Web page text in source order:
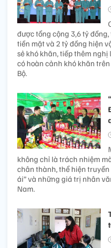
được tổng cộng 3,6 tỷ
tiền mặt và 2 tỷ đồng hiện
sẻ khó khăn, tiếp thêm
có hoàn cảnh khó khăn
Bộ.
không chỉ là trách nhiệm
chân thành, thể hiện
ái” và những giá trị nhân
Nam.